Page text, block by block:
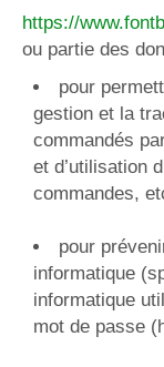
https://
ou partie des
pour
gestion et la
commandés
et d’utilisation
commandes,
pour
informatique
informatique
mot de passe